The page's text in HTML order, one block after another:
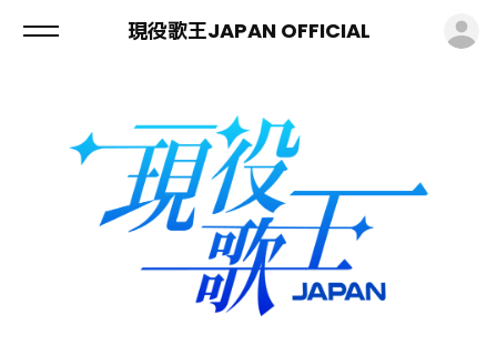
現役歌王JAPAN OFFICIAL